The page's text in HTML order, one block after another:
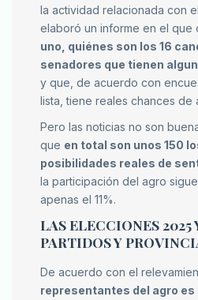
la actividad relacionada con
elaboró un informe en el que
uno, quiénes son los 16
senadores que tienen
y que, de acuerdo con
lista, tiene reales chances de
Pero las noticias no son
que en total son unos 150
posibilidades reales de
la participación del agro
apenas el 11%.
LAS ELECCIONES 2025
PARTIDOS Y
De acuerdo con el
representantes del agro es